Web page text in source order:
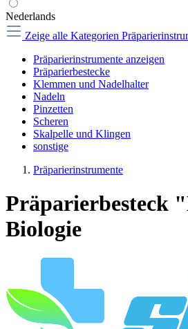
Nederlands
Zeige alle Kategorien
Präparierinstrumente anzeigen
Präparierbestecke
Klemmen und Nadelhalter
Nadeln
Pinzetten
Scheren
Skalpelle und Klingen
sonstige
Präparierinstrumente
Präparierbesteck
Biologie